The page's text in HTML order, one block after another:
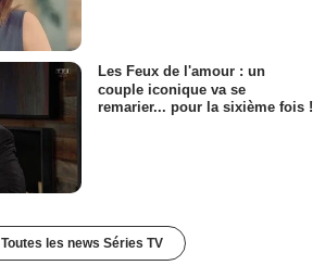
Les Feux de l'amour : un
couple iconique va se
remarier... pour la sixième fois !
Toutes les news Séries TV